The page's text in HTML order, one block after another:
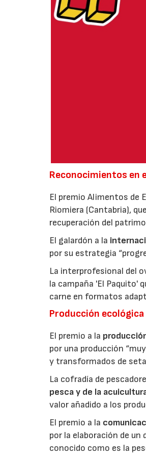
Reconocimientos en
El premio Alimentos de
Riomiera (Cantabria),
recuperación del
El galardón a la
por su estrategia
La interprofesional del
la campaña 'El Paquito'
carne en formatos
Producción
El premio a la
por una producción
y transformados de
La cofradía de
pesca y de la
valor añadido a los
El premio a la
por la elaboración de
conocido como es la